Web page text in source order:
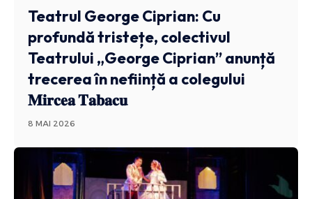
Teatrul George Ciprian: Cu
profundă tristețe, colectivul
Teatrului „George Ciprian” anunță
trecerea în neființă a colegului
𝐌𝐢𝐫𝐜𝐞𝐚 𝐓𝐚𝐛𝐚𝐜𝐮
8 MAI 2026